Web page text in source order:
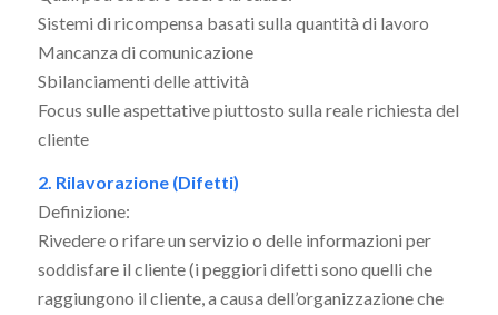
Sistemi di ricompensa basati sulla quantità di lavoro
Mancanza di comunicazione
Sbilanciamenti delle attività
Focus sulle aspettative piuttosto sulla reale richiesta del
cliente
2. Rilavorazione (Difetti)
Definizione:
Rivedere o rifare un servizio o delle informazioni per
soddisfare il cliente (i peggiori difetti sono quelli che
raggiungono il cliente, a causa dell’organizzazione che